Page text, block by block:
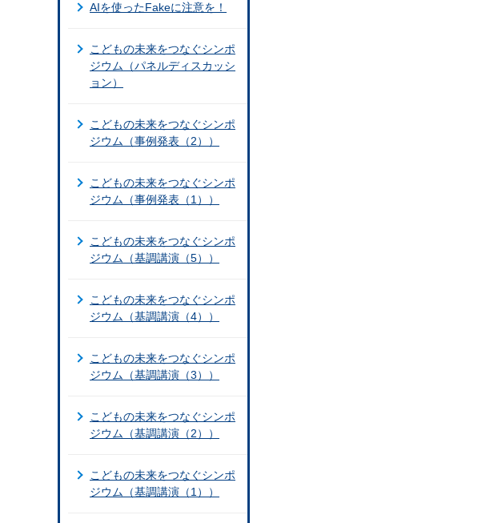
AIを使ったFakeに注意を！
こどもの未来をつなぐシンポ
ジウム（パネルディスカッシ
ョン）
こどもの未来をつなぐシンポ
ジウム（事例発表（2））
こどもの未来をつなぐシンポ
ジウム（事例発表（1））
こどもの未来をつなぐシンポ
ジウム（基調講演（5））
こどもの未来をつなぐシンポ
ジウム（基調講演（4））
こどもの未来をつなぐシンポ
ジウム（基調講演（3））
こどもの未来をつなぐシンポ
ジウム（基調講演（2））
こどもの未来をつなぐシンポ
ジウム（基調講演（1））